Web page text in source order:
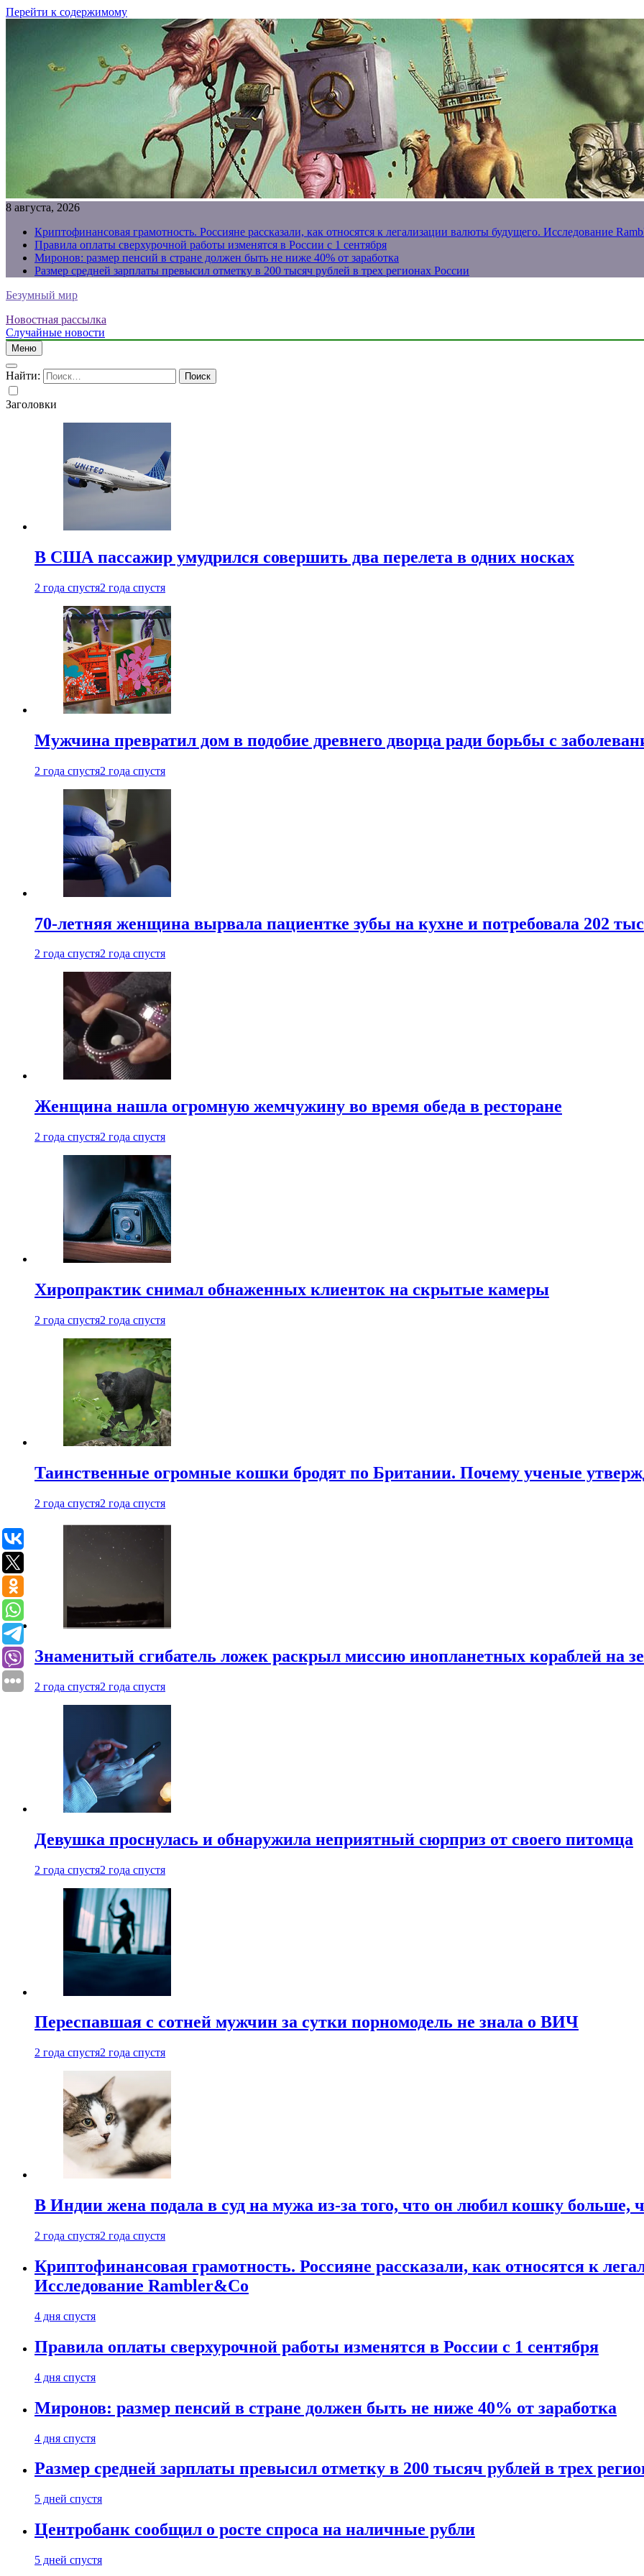
Перейти к содержимому
8 августа, 2026
Криптофинансовая грамотность. Россияне рассказали, как относятся к легализации валюты будущего. Исследование
Правила оплаты сверхурочной работы изменятся в России с 1 сентября
Миронов: размер пенсий в стране должен быть не ниже 40% от заработка
Размер средней зарплаты превысил отметку в 200 тысяч рублей в трех регионах России
Безумный мир
Новостная рассылка
Случайные новости
Меню
Найти:
Заголовки
В США пассажир умудрился совершить два перелета в одних носках
2 года спустя2 года спустя
Мужчина превратил дом в подобие древнего дворца ради борьбы с
2 года спустя2 года спустя
70-летняя женщина вырвала пациентке зубы на кухне и потребовала 202
2 года спустя2 года спустя
Женщина нашла огромную жемчужину во время обеда в ресторане
2 года спустя2 года спустя
Хиропрактик снимал обнаженных клиенток на скрытые камеры
2 года спустя2 года спустя
Таинственные огромные кошки бродят по Британии. Почему ученые
2 года спустя2 года спустя
Знаменитый сгибатель ложек раскрыл миссию инопланетных кораблей на
2 года спустя2 года спустя
Девушка проснулась и обнаружила неприятный сюрприз от своего питомца
2 года спустя2 года спустя
Переспавшая с сотней мужчин за сутки порномодель не знала о ВИЧ
2 года спустя2 года спустя
В Индии жена подала в суд на мужа из-за того, что он любил кошку больше,
2 года спустя2 года спустя
Криптофинансовая грамотность. Россияне рассказали, как относятся к
Исследование Rambler&Co
4 дня спустя
Правила оплаты сверхурочной работы изменятся в России с 1 сентября
4 дня спустя
Миронов: размер пенсий в стране должен быть не ниже 40% от заработка
4 дня спустя
Размер средней зарплаты превысил отметку в 200 тысяч рублей в трех
5 дней спустя
Центробанк сообщил о росте спроса на наличные рубли
5 дней спустя